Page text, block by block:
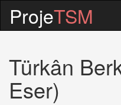
ProjeTSM
Türkân
Eser)